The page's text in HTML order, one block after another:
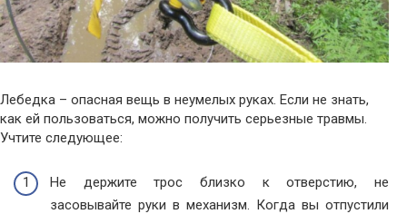
Лебедка – опасная вещь в неумелых руках. Если не знать,
как ей пользоваться, можно получить серьезные травмы.
Учтите следующее:
Не держите трос близко к отверстию, не
засовывайте руки в механизм. Когда вы отпустили